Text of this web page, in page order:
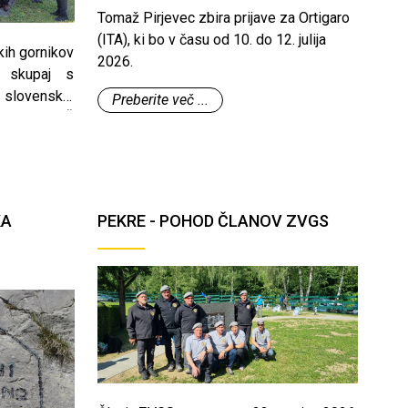
gornikov
skupaj s
(OZSČ
drugih
Tomaž Pirjevec zbira prijave za Ortigaro
(ITA), ki bo v času od 10. do 12. julija
2026.
Preberite več ...
PEKRE - POHOD ČLANOV ZVGS